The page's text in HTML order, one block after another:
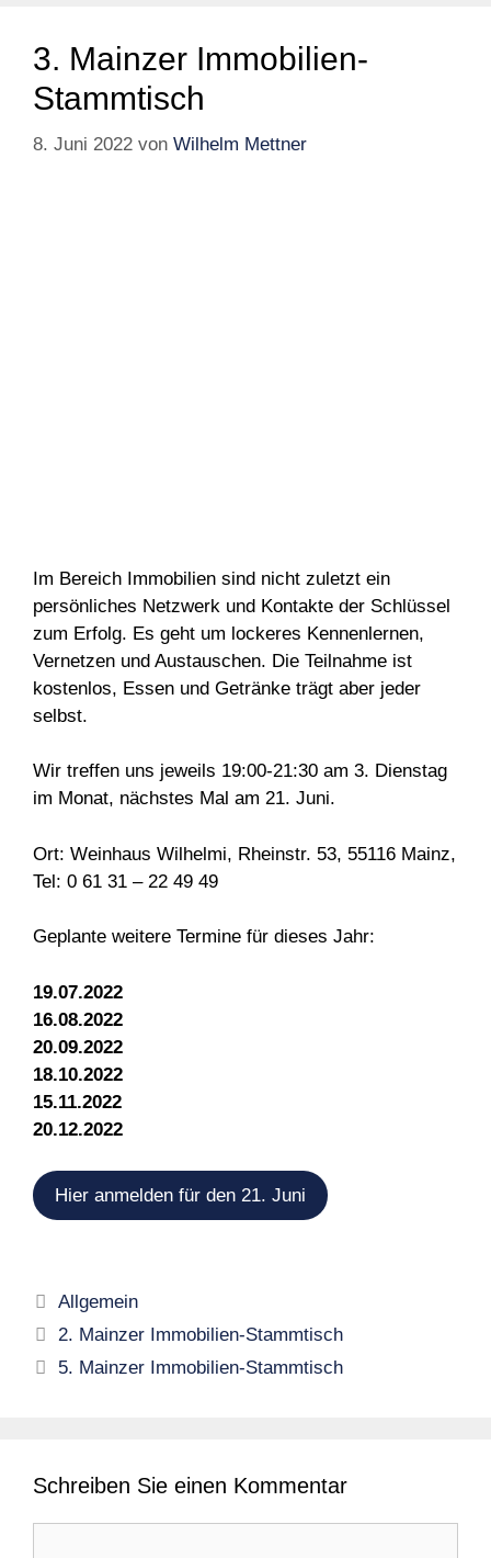
3. Mainzer Immobilien-
Stammtisch
8. Juni 2022 von Wilhelm Mettner
Im Bereich Immobilien sind nicht zuletzt ein
persönliches Netzwerk und Kontakte der Schlüssel
zum Erfolg. Es geht um lockeres Kennenlernen,
Vernetzen und Austauschen. Die Teilnahme ist
kostenlos, Essen und Getränke trägt aber jeder
selbst.
Wir treffen uns jeweils 19:00-21:30 am 3. Dienstag
im Monat, nächstes Mal am 21. Juni.
Ort: Weinhaus Wilhelmi, Rheinstr. 53, 55116 Mainz,
Tel: 0 61 31 – 22 49 49
Geplante weitere Termine für dieses Jahr:
19.07.2022
16.08.2022
20.09.2022
18.10.2022
15.11.2022
20.12.2022
Hier anmelden für den 21. Juni
Kategorien
Allgemein
2. Mainzer Immobilien-Stammtisch
5. Mainzer Immobilien-Stammtisch
Schreiben Sie einen Kommentar